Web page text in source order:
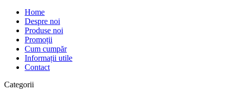
Home
Despre noi
Produse noi
Promoții
Cum cumpăr
Informații utile
Contact
Categorii